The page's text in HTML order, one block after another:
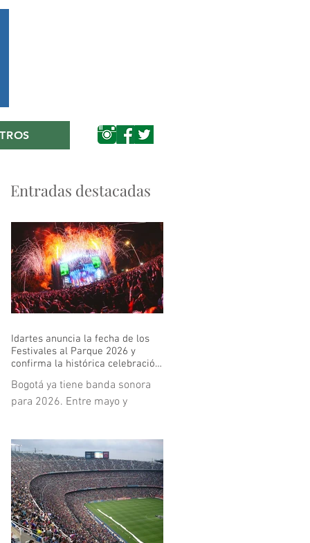
Entradas destacadas
Idartes anuncia la fecha de los
Festivales al Parque 2026 y
confirma la histórica celebración
Bogotá ya tiene banda sonora
para 2026. Entre mayo y
para recibir una nueva edición
de los Festivales al Parque,
política cultural que se
mantiene firme y en expansión
bajo el liderazgo del Instituto
Distrital de las Artes - Idartes.